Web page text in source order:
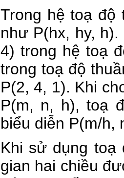
Trong hệ toạ độ
như P(hx, hy,
4) trong hệ toạ
trong toạ độ
P(2, 4, 1). Khi
P(m, n, h), toạ
biểu diễn P(m/h,
Khi sử dụng toạ
gian hai chiều